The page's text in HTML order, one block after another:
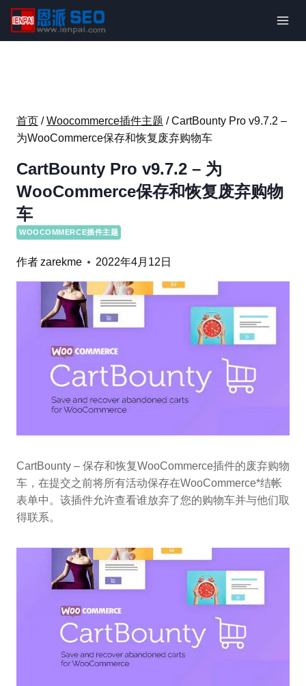
内
首页 / Woocommerce插件主题 / CartBounty Pro v9.7.2 –
为WooCommerce保存和恢复废弃购物车
CartBounty Pro v9.7.2 – 为
WooCommerce保存和恢复废弃购物
车
WOOCOMMERCE插件主题
作者zarekme 2022年4月12日
CartBounty – 保存和恢复WooCommerce插件的废弃购物
车，在提交之前将所有活动保存在WooCommerce*结帐
表单中。该插件允许查看谁放弃了您的购物车并与他们取
得联系。